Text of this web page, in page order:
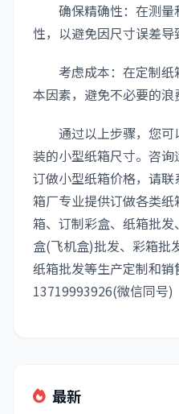
确保精确性：在测量
性，以避免因尺寸误差导
考虑成本：在定制纸
本因素，避免不必要的浪
通过以上步骤，您可
装的小型纸箱尺寸。咨询
订做小型纸箱价格，请
箱厂专业提供订做各类
箱、订制彩盒、纸箱批
盒(飞机盒)批发、彩箱批
纸箱批发等生产定制和销
13719993926(微信同号)
最新